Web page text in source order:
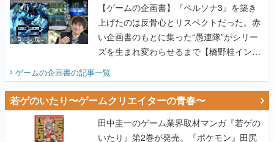
【ゲームの企画書】『ペルソナ3』を築き
上げたのは反骨心とリスペクトだった。赤
い企画書のもとに集った“愚連隊”がシリー
ズを生まれ変わらせるまで【橋野桂インタ
ゲームの企画書の記事一覧
若ゲのいたり〜ゲームクリエイターの青春〜
田中圭一のゲーム業界取材マンガ『若ゲの
いたり』第2巻が発売。『ポケモン』田尻